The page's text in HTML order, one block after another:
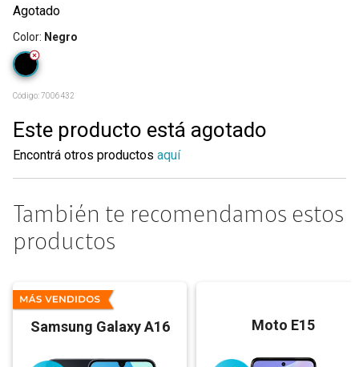
Agotado
Color: Negro
Código:7006432
Este producto está agotado
Encontrá otros productos aquí
También te recomendamos estos
productos
Samsung Galaxy A16 Moto E15